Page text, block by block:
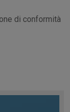
di conformità